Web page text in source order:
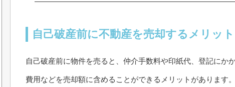
自己破産前に不動産を売却するメリット
自己破産前に物件を売ると、仲介手数料や印紙代、登記にか
費用などを売却額に含めることができるメリットがあります。